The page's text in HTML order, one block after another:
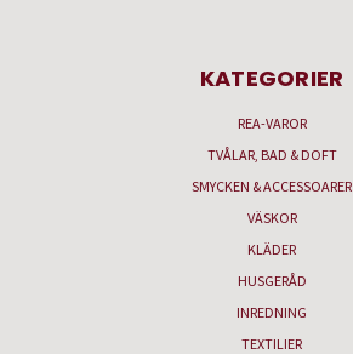
KATEGORIER
REA-VAROR
TVÅLAR, BAD & DOFT
SMYCKEN & ACCESSOARER
VÄSKOR
KLÄDER
HUSGERÅD
INREDNING
TEXTILIER